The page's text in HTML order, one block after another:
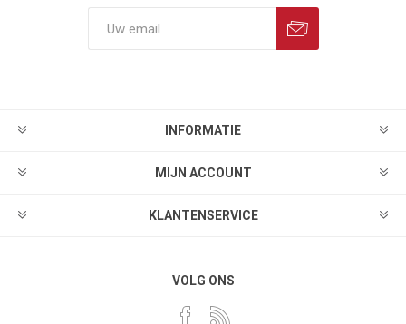
INFORMATIE
MIJN ACCOUNT
KLANTENSERVICE
VOLG ONS